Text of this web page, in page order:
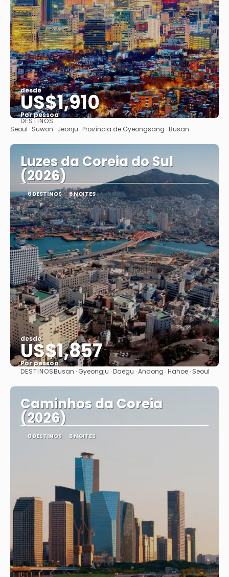
desde
US$1,910
Por pessoa
Vejo
DESTINOS
Seoul · Suwon · Jeonju · Província de Gyeongsang · Busan
Luzes da Coreia do Sul
(2026)
6 DESTINOS 6 NOITES
desde
US$1,857
Por pessoa
Vejo
DESTINOSBusan · Gyeongju · Daegu · Andong · Hahoe · Seoul
Caminhos da Coreia
(2026)
6 DESTINOS 6 NOITES